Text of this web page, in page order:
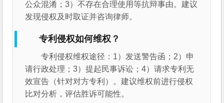
公众混淆；3）不存在合理使用等抗辩事由。建议
发现侵权及时取证并咨询律师。
专利侵权如何维权？
专利侵权维权途径：1）发送警告函；2）申
请行政处理；3）提起民事诉讼；4）请求专利无
效宣告（针对对方专利）。建议维权前进行侵权
比对分析，评估胜诉可能性。